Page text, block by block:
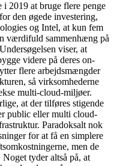
i 2019 at bruge flere penge
den øgede investering,
og Intel, at kun fem
værdifuld sammenhæng på
viser, at
videre på deres on-
flere arbejdsmængder
så virksomhederne
multi-cloud-miljøer.
at der tilføres stigende
public eller multi cloud-
Paradoksalt nok
for at få en simplere
men de
Noget tyder altså på, at